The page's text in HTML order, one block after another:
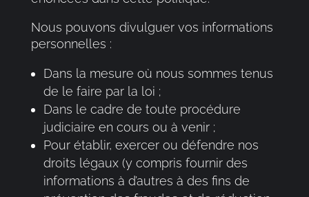
Nous pouvons divulguer vos informations
personnelles :
Dans la mesure où nous sommes tenus
de le faire par la loi ;
Dans le cadre de toute procédure
judiciaire en cours ou à venir ;
Pour établir, exercer ou défendre nos
droits légaux (y compris fournir des
informations à d’autres à des fins de